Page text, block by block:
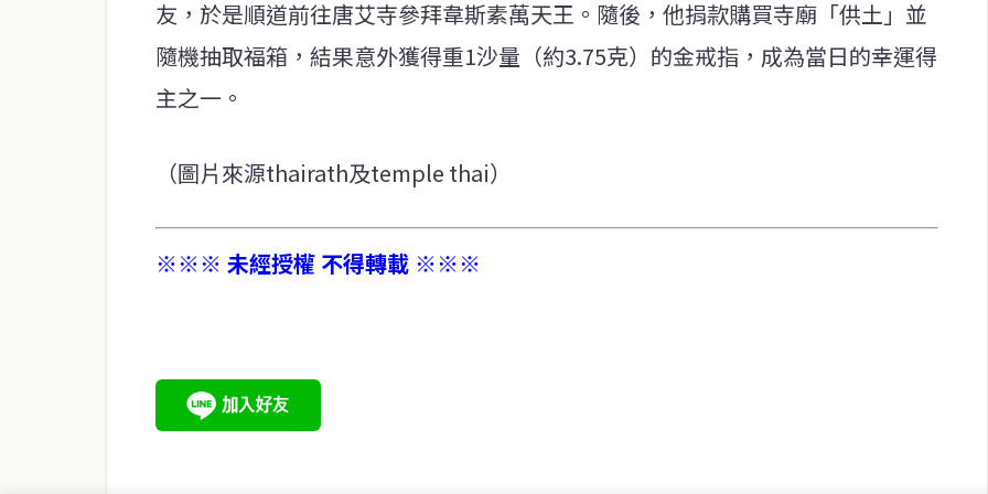
友，於是順道前往唐艾寺參拜韋斯素萬天王。隨後，他捐款購買寺廟「供土」並
隨機抽取福箱，結果意外獲得重1沙量（約3.75克）的金戒指，成為當日的幸運得
主之一。
（圖片來源thairath及temple thai）
※※※ 未經授權 不得轉載 ※※※